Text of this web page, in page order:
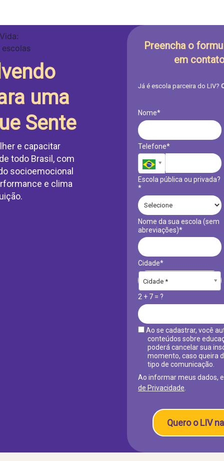
uma
Sente
e capacitar
todo Brasil, com
socioemocional
e clima
Preencha o
em
Já é escola parceira do LIV?
Nome*
Telefone*
Escola pública ou privada?
*
Nome da sua escola (sem
abreviações)*
Cidade*
Cidade *
2 + 7 = ?
Ao se cadastrar, você
conteúdos sobre
poderá cancelar sua
momento, caso queira
tipo de comunicação.
Ao informar meus dados,
de Privacidade.
Quero o LIV